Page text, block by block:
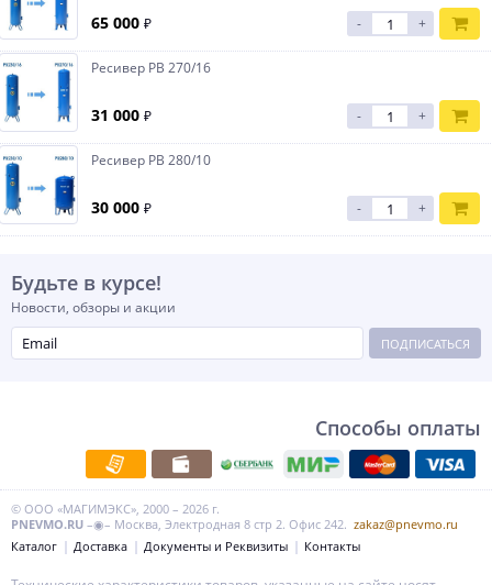
65 000 ₽ - +
Ресивер РВ 270/16
31 000 ₽ - +
Ресивер РВ 280/10
30 000 ₽ - +
Будьте в курсе!
Новости, обзоры и акции
ПОДПИСАТЬСЯ
Способы оплаты
© ООО «МАГИМЭКС», 2000 – 2026 г.
PNEVMO.RU –◉– Москва, Электродная 8 стр 2. Офис 242. zakaz@pnevmo.ru
Каталог
Доставка Документы и Реквизиты Контакты